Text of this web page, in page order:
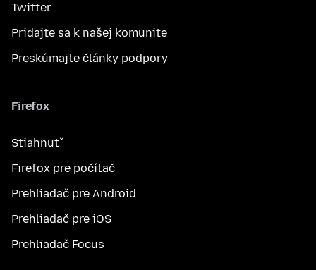
Twitter
Pridajte sa k našej komunite
Preskúmajte články podpory
Firefox
Stiahnuť
Firefox pre počítač
Prehliadač pre Android
Prehliadač pre iOS
Prehliadač Focus